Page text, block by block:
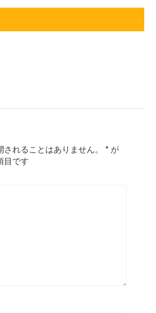
れることはありません。 * が
目です